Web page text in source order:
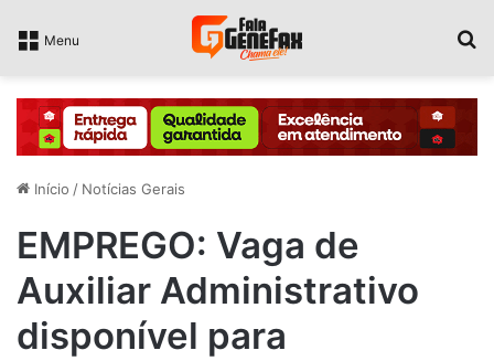
Menu
Início / Notícias Gerais
EMPREGO: Vaga de
Auxiliar Administrativo
disponível para